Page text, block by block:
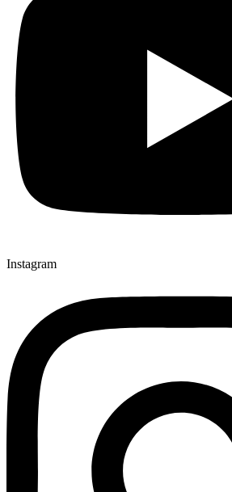
Instagram